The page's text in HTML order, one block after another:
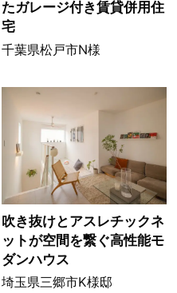
たガレージ付き賃貸併用住
宅
千葉県松戸市N様
吹き抜けとアスレチックネ
ットが空間を繋ぐ高性能モ
ダンハウス
埼玉県三郷市K様邸